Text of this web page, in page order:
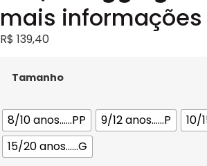
mais informações
R$ 139,40
Tamanho
8/10 anos......PP 9/12 anos......P
10/
15/20 anos......G